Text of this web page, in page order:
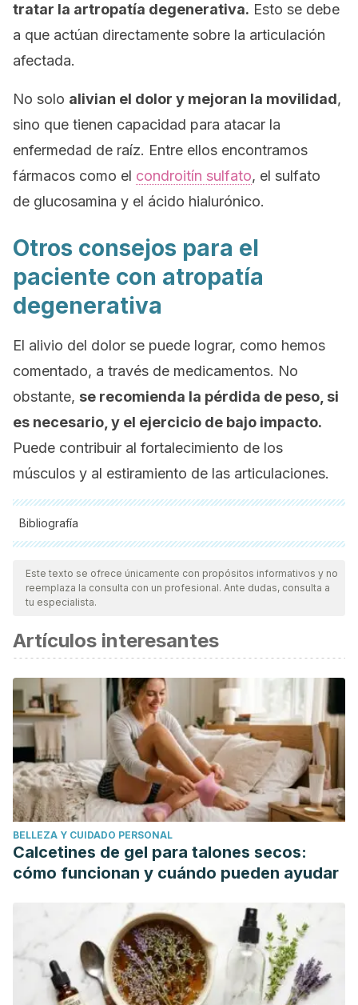
tratar la artropatía degenerativa. Esto se debe
a que actúan directamente sobre la articulación
afectada.
No solo alivian el dolor y mejoran la movilidad,
sino que tienen capacidad para atacar la
enfermedad de raíz. Entre ellos encontramos
fármacos como el condroitín sulfato, el sulfato
de glucosamina y el ácido hialurónico.
Otros consejos para el
paciente con atropatía
degenerativa
El alivio del dolor se puede lograr, como hemos
comentado, a través de medicamentos. No
obstante, se recomienda la pérdida de peso, si
es necesario, y el ejercicio de bajo impacto.
Puede contribuir al fortalecimiento de los
músculos y al estiramiento de las articulaciones.
Bibliografía
Todas las fuentes citadas fueron revisadas a profundidad por
nuestro equipo, para asegurar su calidad, confiabilidad,
vigencia y validez.La bibliografía de este artículo fue
científica.
Schinca, N., & Alvarez, J. (2012). artropatía neuropática o
Pie de Charcot. TraumaTología Revista Biomedicina
|Traumatología .
Paz Jiménez, J.; González-Busto Mújica, I.; Paz Aparicio, J.
(2002). Artrosis : patogenia y desarrollo.Rev Ortop
Traumatol.
Wainstein, E. (2014). Patogénesis de la artrosis. Revista
Médica Clínica Las Condes. https://doi.org/10.1016/S0716-
8640(14)70098-7
Este texto se ofrece únicamente con propósitos informativos y no
reemplaza la consulta con un profesional. Ante dudas, consulta a
tu especialista.
Artículos interesantes
BELLEZA Y CUIDADO PERSONAL
Calcetines de gel para talones secos:
cómo funcionan y cuándo pueden ayudar